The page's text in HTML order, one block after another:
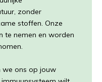
zonder
stoffen. Onze
te nemen en worden
we ons op jouw